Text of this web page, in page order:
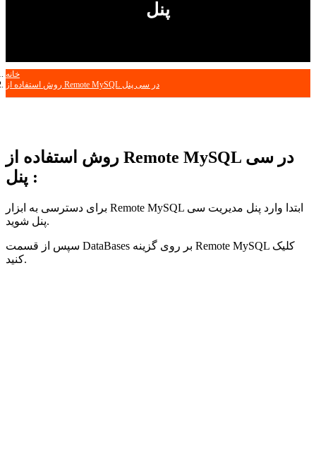
پنل
خانه
روش استفاده از Remote MySQL در سی پنل
روش استفاده از Remote MySQL در سی
پنل :
برای دسترسی به ابزار Remote MySQL ابتدا وارد پنل مدیریت سی
پنل شوید.
سپس از قسمت DataBases بر روی گزینه Remote MySQL کلیک
کنید.